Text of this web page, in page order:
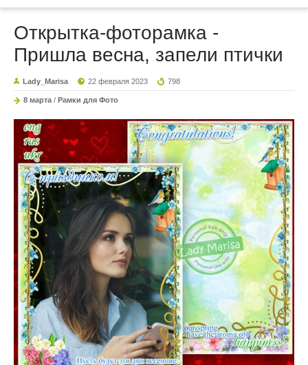
Открытка-фоторамка -
Пришла весна, запели птички
Lady_Marisa 22 февраля 2023 798
8 марта / Рамки для Фото